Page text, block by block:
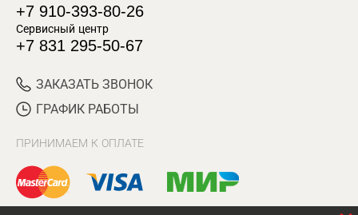
+7 910-393-80-26
Сервисный центр
+7 831 295-50-67
ЗАКАЗАТЬ ЗВОНОК
ГРАФИК РАБОТЫ
ПРИНИМАЕМ К ОПЛАТЕ